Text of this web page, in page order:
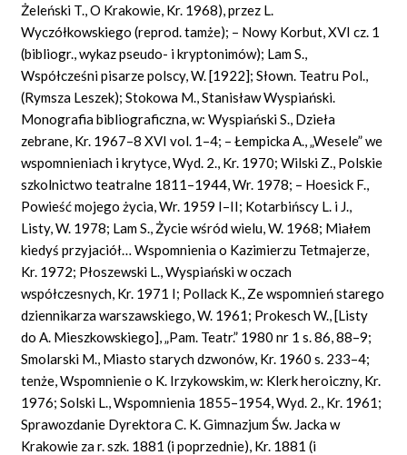
Żeleński T., O Krakowie, Kr. 1968), przez L.
Wyczółkowskiego (reprod. tamże); – Nowy Korbut, XVI cz. 1
(bibliogr., wykaz pseudo- i kryptonimów); Lam S.,
Współcześni pisarze polscy, W. [1922]; Słown. Teatru Pol.,
(Rymsza Leszek); Stokowa M., Stanisław Wyspiański.
Monografia bibliograficzna, w: Wyspiański S., Dzieła
zebrane, Kr. 1967–8 XVI vol. 1–4; – Łempicka A., „Wesele” we
wspomnieniach i krytyce, Wyd. 2., Kr. 1970; Wilski Z., Polskie
szkolnictwo teatralne 1811–1944, Wr. 1978; – Hoesick F.,
Powieść mojego życia, Wr. 1959 I–II; Kotarbińscy L. i J.,
Listy, W. 1978; Lam S., Życie wśród wielu, W. 1968; Miałem
kiedyś przyjaciół… Wspomnienia o Kazimierzu Tetmajerze,
Kr. 1972; Płoszewski L., Wyspiański w oczach
współczesnych, Kr. 1971 I; Pollack K., Ze wspomnień starego
dziennikarza warszawskiego, W. 1961; Prokesch W., [Listy
do A. Mieszkowskiego], „Pam. Teatr.” 1980 nr 1 s. 86, 88–9;
Smolarski M., Miasto starych dzwonów, Kr. 1960 s. 233–4;
tenże, Wspomnienie o K. Irzykowskim, w: Klerk heroiczny, Kr.
1976; Solski L., Wspomnienia 1855–1954, Wyd. 2., Kr. 1961;
Sprawozdanie Dyrektora C. K. Gimnazjum Św. Jacka w
Krakowie za r. szk. 1881 (i poprzednie), Kr. 1881 (i